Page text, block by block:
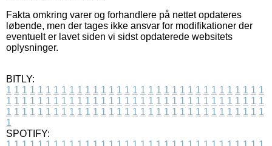
Fakta omkring varer og forhandlere på nettet opdateres
løbende, men der tages ikke ansvar for modifikationer der
eventuelt er lavet siden vi sidst opdaterede websitets
oplysninger.
BITLY:
1 1 1 1 1 1 1 1 1 1 1 1 1 1 1 1 1 1 1 1 1 1 1 1 1 1 1 1 1 1 1 1 1
1 1 1 1 1 1 1 1 1 1 1 1 1 1 1 1 1 1 1 1 1 1 1 1 1 1 1 1 1 1 1 1 1
1 1 1 1 1 1 1 1 1 1 1 1 1 1 1 1 1 1 1 1 1 1 1 1 1 1 1 1 1 1 1 1 1
1
SPOTIFY: